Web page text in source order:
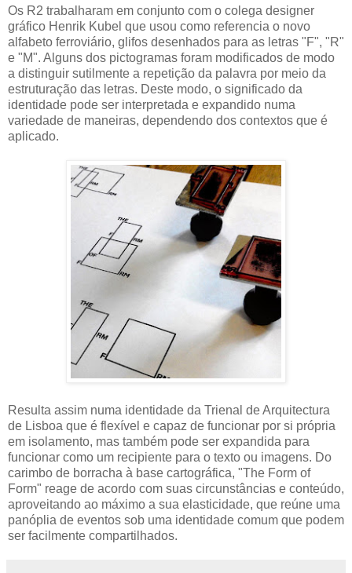
Os R2 trabalharam em conjunto com o colega designer
gráfico Henrik Kubel que usou como referencia o novo
alfabeto ferroviário, glifos desenhados para as letras "F", "R"
e "M". Alguns dos pictogramas foram modificados de modo
a distinguir sutilmente a repetição da palavra por meio da
estruturação das letras. Deste modo, o significado da
identidade pode ser interpretada e expandido numa
variedade de maneiras, dependendo dos contextos que é
aplicado.
Resulta assim numa identidade da Trienal de Arquitectura
de Lisboa que é flexível e capaz de funcionar por si própria
em isolamento, mas também pode ser expandida para
funcionar como um recipiente para o texto ou imagens. Do
carimbo de borracha à base cartográfica, "The Form of
Form" reage de acordo com suas circunstâncias e conteúdo,
aproveitando ao máximo a sua elasticidade, que reúne uma
panóplia de eventos sob uma identidade comum que podem
ser facilmente compartilhados.